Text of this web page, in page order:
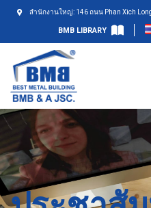
สำนักงานใหญ่: 146 ถนน Phan Xich
BMB LIBRARY